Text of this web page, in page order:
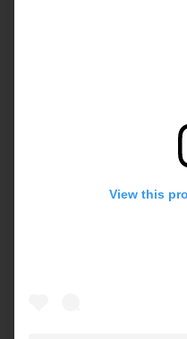
View this